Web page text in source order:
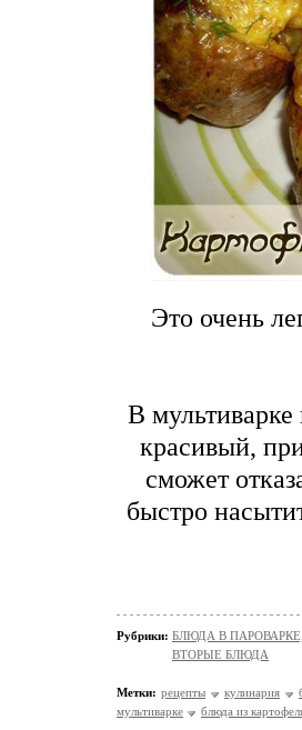
Это очень
В мультиварке
красивый,
сможет
быстро
Рубрики: БЛЮДА В
ВТОРЫЕ БЛЮДА
Метки: рецепты кулинария
мультиварке
блюда из